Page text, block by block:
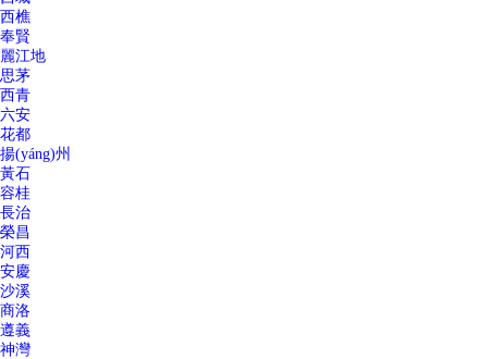
西樵
奉賢
麗江地
思茅
西青
六安
花都
揚(yáng)州
黃石
容桂
長治
榮昌
河西
安慶
沙溪
商洛
遵義
神灣